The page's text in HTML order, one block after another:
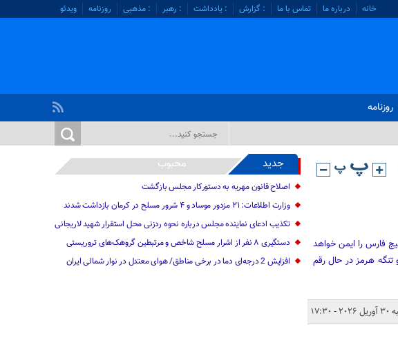
خانه درباره ما تماس با ما : گزارش : یادداشت : رهبر : مذهبی روزنامه ویدئو
روزنامه
فارس را ایمن خواهد
تنگه هرمز در حال رقم
جدید محبوب
اصلاح قانون مهریه به دستورکار مجلس بازگشت
وزارت اطلاعات: ۲۱ مزدور موساد و ۴ شرور مسلح در کرمان بازداشت شدند
تکذیب ادعای نماینده مجلس درباره نحوه ردزنی محل استقرار شهید لاریجانی
دستگیری ۸ نفر از اشرار مسلح شاخص و مرتبطین گروهک‌های تروریستی
افزایش 2 درجه‌ای دما در برخی مناطق/ هوای معتدل در نوار شمالی ایران